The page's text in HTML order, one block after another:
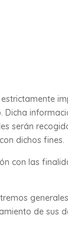
Dicha
serán
dichos fines.
con las
de sus